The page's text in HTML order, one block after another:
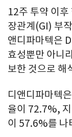
12주 투약 이후
장관계(GI) 부
앤디파마텍은
효성뿐만 아니
보한 것으로 해
디앤디파마텍
율이 72.7%,
이 57.6%를 나